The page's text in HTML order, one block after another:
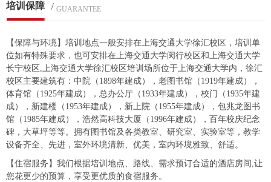
培训保障 / GUARANTEE
【保障与环境】培训地点一般安排在上海交通大学徐汇校区，培训单
位如有特殊要求，也可安排在上海交通大学闵行校区和上海交通大学
长宁校区,上海交通大学徐汇校区培训场所位于上海交通大学内，徐汇
校区主要建筑有：中院（1898年建成），老图书馆（1919年建成），
体育馆（1925年建成），总办公厅（1933年建成），校门（1935年建
成），新建楼（1953年建成），新上院（1955年建成），包兆龙图书
馆（1985年建成），浩然高科技大厦（1996年建成），百年校庆纪念
碑，大草坪等等。拥有图书馆及各类教室、研究室、实验室等，教学
设备齐全、先进，室外环境清新、优美，室内环境雅致、舒适。
【住宿服务】我们根据培训地点、路线、需求预订合适的酒店房间,让
您花更少的预算，享受更优质的食宿服务。